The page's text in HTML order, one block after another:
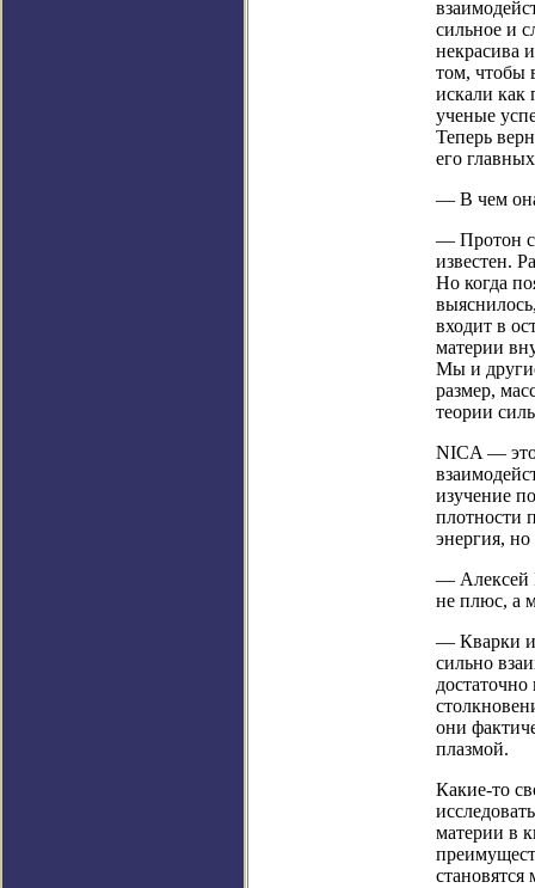
сильное и
некрасива
том, чтобы
искали как
ученые
Теперь
его
— В чем она
— Протон
известен.
Но когда
входит в
материи
Мы и
размер,
теории
NICA — это
изучение
плотности
энергия, но
— Алексей
не плюс, а
— Кварки и
сильно
они
плазмой.
Какие-то
материи в